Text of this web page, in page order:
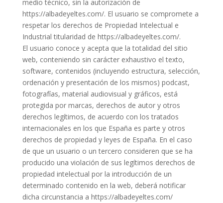
medio técnico, sin la autorización de
https://albadeyeltes.com/. El usuario se compromete a
respetar los derechos de Propiedad Intelectual e
Industrial titularidad de https://albadeyeltes.com/.
El usuario conoce y acepta que la totalidad del sitio
web, conteniendo sin carácter exhaustivo el texto,
software, contenidos (incluyendo estructura, selección,
ordenación y presentación de los mismos) podcast,
fotografías, material audiovisual y gráficos, está
protegida por marcas, derechos de autor y otros
derechos legítimos, de acuerdo con los tratados
internacionales en los que España es parte y otros
derechos de propiedad y leyes de España. En el caso
de que un usuario o un tercero consideren que se ha
producido una violación de sus legítimos derechos de
propiedad intelectual por la introducción de un
determinado contenido en la web, deberá notificar
dicha circunstancia a https://albadeyeltes.com/